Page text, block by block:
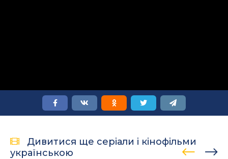
Дивитися ще серіали і кінофільми
українською